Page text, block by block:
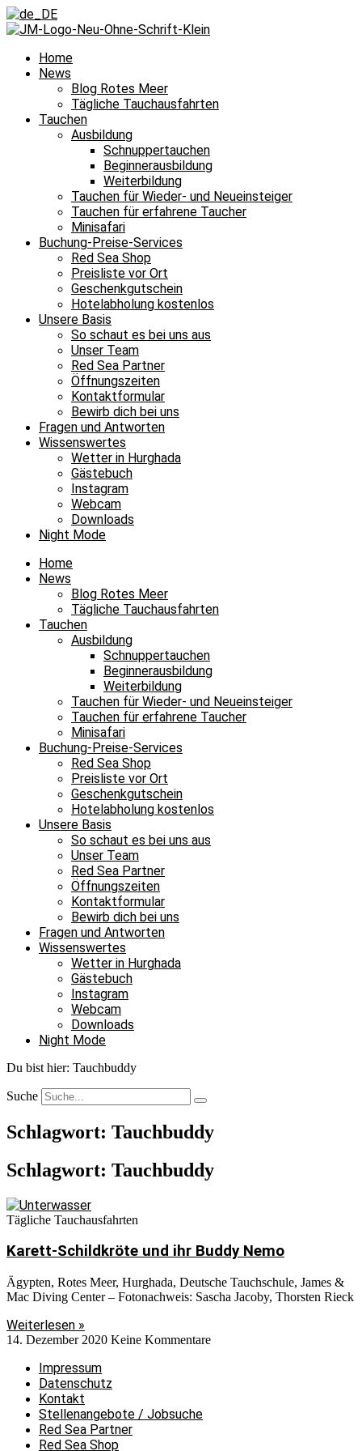
Home
News
Blog Rotes Meer
Tägliche Tauchausfahrten
Tauchen
Ausbildung
Schnuppertauchen
Beginnerausbildung
Weiterbildung
Tauchen für Wieder- und Neueinsteiger
Tauchen für erfahrene Taucher
Minisafari
Buchung-Preise-Services
Red Sea Shop
Preisliste vor Ort
Geschenkgutschein
Hotelabholung kostenlos
Unsere Basis
So schaut es bei uns aus
Unser Team
Red Sea Partner
Öffnungszeiten
Kontaktformular
Bewirb dich bei uns
Fragen und Antworten
Wissenswertes
Wetter in Hurghada
Gästebuch
Instagram
Webcam
Downloads
Night Mode
Home
News
Blog Rotes Meer
Tägliche Tauchausfahrten
Tauchen
Ausbildung
Schnuppertauchen
Beginnerausbildung
Weiterbildung
Tauchen für Wieder- und Neueinsteiger
Tauchen für erfahrene Taucher
Minisafari
Buchung-Preise-Services
Red Sea Shop
Preisliste vor Ort
Geschenkgutschein
Hotelabholung kostenlos
Unsere Basis
So schaut es bei uns aus
Unser Team
Red Sea Partner
Öffnungszeiten
Kontaktformular
Bewirb dich bei uns
Fragen und Antworten
Wissenswertes
Wetter in Hurghada
Gästebuch
Instagram
Webcam
Downloads
Night Mode
Du bist hier: Tauchbuddy
Suche
Schlagwort: Tauchbuddy
Schlagwort: Tauchbuddy
Tägliche Tauchausfahrten
Karett-Schildkröte und ihr Buddy Nemo
Ägypten, Rotes Meer, Hurghada, Deutsche Tauchschule, James &
Mac Diving Center – Fotonachweis: Sascha Jacoby, Thorsten Rieck
Weiterlesen »
14. Dezember 2020 Keine Kommentare
Impressum
Datenschutz
Kontakt
Stellenangebote / Jobsuche
Red Sea Partner
Red Sea Shop